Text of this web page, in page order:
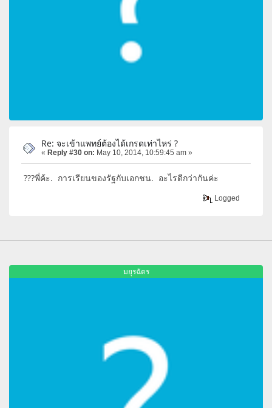
Re: จะเข้าแพทย์ต้องได้เกรดเท่าไหร่ ?
« Reply #30 on: May 10, 2014, 10:59:45 am »
???พี่ค้ะ. การเรียนของรัฐกับเอกชน. อะไรดีกว่ากันค่ะ
Logged
มยุรฉัตร